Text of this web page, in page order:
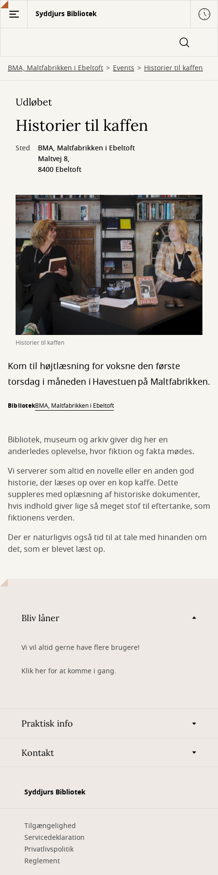
Gå
hovedindhold
Syddjurs Bibliotek
BMA, Maltfabrikken i Ebeltoft Events Historier til kaffen
Historier til kaffen
Udløbet
Historier til kaffen
Sted
BMA, Maltfabrikken i Ebeltoft
Maltvej 8,
8400 Ebeltoft
Kom til højtlæsning for voksne den første
torsdag i måneden i Havestuen på Maltfabrikken.
BibliotekBMA, Maltfabrikken i Ebeltoft
Bibliotek, museum og arkiv giver dig her en
anderledes oplevelse, hvor fiktion og fakta mødes.
Vi serverer som altid en novelle eller en anden god
historie, der læses op over en kop kaffe. Dette
suppleres med oplæsning af historiske dokumenter,
hvis indhold giver lige så meget stof til eftertanke, som
fiktionens verden.
Der er naturligvis også tid til at tale med hinanden om
det, som er blevet læst op.
Bliv låner
Vi vil altid gerne have flere brugere!
Klik her for at komme i gang.
Praktisk info
Kontakt
Syddjurs Bibliotek
Tilgængelighed
Servicedeklaration
Privatlivspolitik
Reglement